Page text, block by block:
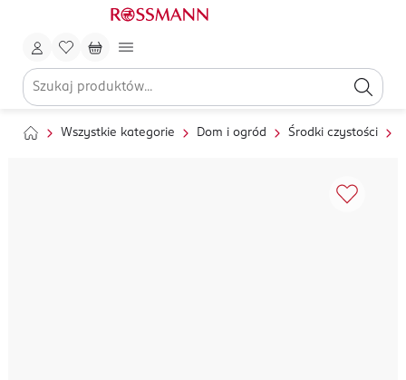
Wszystkie kategorie Dom i ogród Środki czystości